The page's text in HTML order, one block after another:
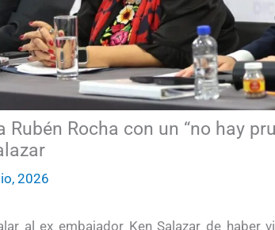
Rubén Rocha con un “no hay
2026
al ex embajador Ken Salazar de haber